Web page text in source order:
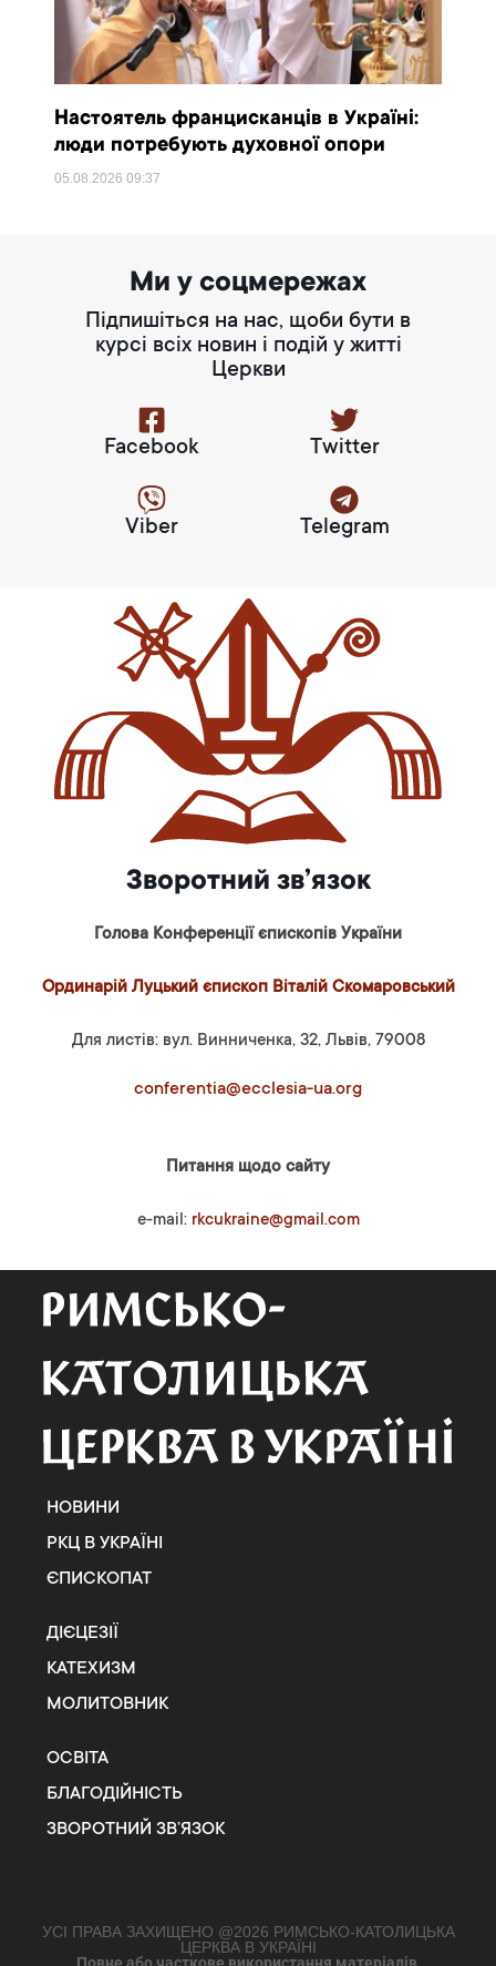
Настоятель францисканців в Україні:
люди потребують духовної опори
05.08.202609:37
Ми у соцмережах
Підпишіться на нас, щоби бути в
курсі всіх новин і подій у житті
Церкви
Facebook Twitter
Viber Telegram
Зворотний зв’язок
Голова Конференції єпископів України
Ординарій Луцький єпископ Віталій Скомаровський
Для листів: вул. Винниченка, 32, Львів, 79008
conferentia@ecclesia-ua.org
Питання щодо сайту
e-mail: rkcukraine@gmail.com
НОВИНИ
РКЦ В УКРАЇНІ
ЄПИСКОПАТ
ДІЄЦЕЗІЇ
КАТЕХИЗМ
МОЛИТОВНИК
ОСВІТА
БЛАГОДІЙНІСТЬ
ЗВОРОТНИЙ ЗВ’ЯЗОК
УСІ ПРАВА ЗАХИЩЕНО @2026 РИМСЬКО-КАТОЛИЦЬКА
ЦЕРКВА В УКРАЇНІ